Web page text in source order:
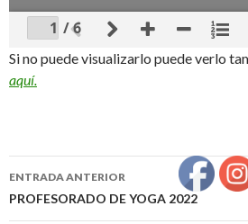
/ 6
Si no puede visualizarlo puede verlo
aquí.
Ir a la entrada
ENTRADA ANTERIOR
PROFESORADO DE YOGA 2022